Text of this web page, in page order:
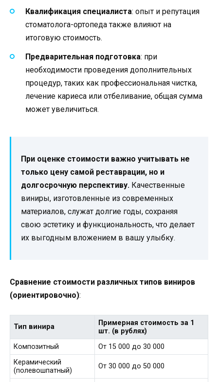
Квалификация специалиста: опыт и репутация
стоматолога-ортопеда также влияют на
итоговую стоимость.
Предварительная подготовка: при
необходимости проведения дополнительных
процедур, таких как профессиональная чистка,
лечение кариеса или отбеливание, общая сумма
может увеличиться.
При оценке стоимости важно учитывать не
только цену самой реставрации, но и
долгосрочную перспективу. Качественные
виниры, изготовленные из современных
материалов, служат долгие годы, сохраняя
свою эстетику и функциональность, что делает
их выгодным вложением в вашу улыбку.
Сравнение стоимости различных типов виниров
(ориентировочно):
Тип винира
Примерная стоимость за 1
шт. (в рублях)
Композитный
От 15 000 до 30 000
Керамический
(полевошпатный)
От 30 000 до 50 000